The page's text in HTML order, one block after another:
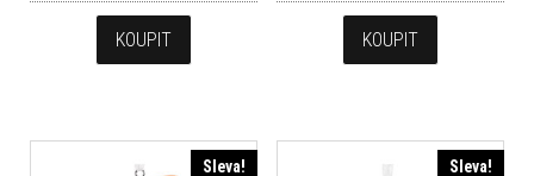
KOUPIT KOUPIT
Sleva! Sleva!